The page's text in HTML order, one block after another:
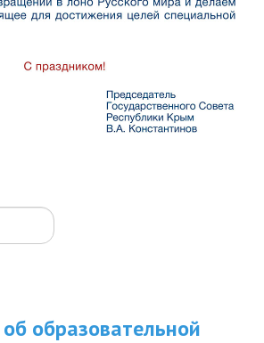
образовательной